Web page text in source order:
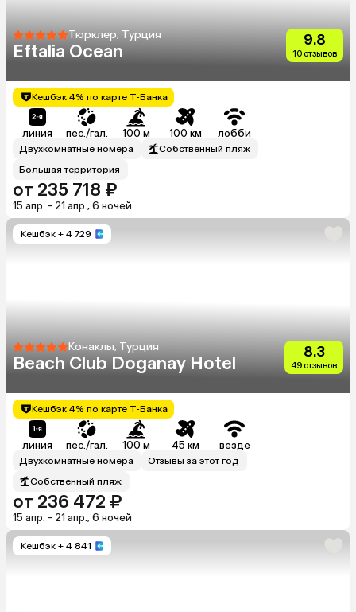
Тюрклер, Турция
Eftalia Ocean
9.8
10 отзывов
Кешбэк 4% по карте Т-Банка
линия пес./гал. 100 м 100 км лобби
Двухкомнатные номера
Собственный пляж
Большая территория
от 235 718 ₽
15 апр. - 21 апр., 6 ночей
Кешбэк + 4 729
Конаклы, Турция
Beach Club Doganay Hotel
8.3
49 отзывов
Кешбэк 4% по карте Т-Банка
линия пес./гал. 100 м 45 км везде
Двухкомнатные номера
Отзывы за этот год
Собственный пляж
от 236 472 ₽
15 апр. - 21 апр., 6 ночей
Кешбэк + 4 841